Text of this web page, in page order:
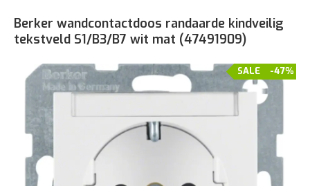
Berker wandcontactdoos randaarde kindveilig
tekstveld S1/B3/B7 wit mat (47491909)
-47%
SALE